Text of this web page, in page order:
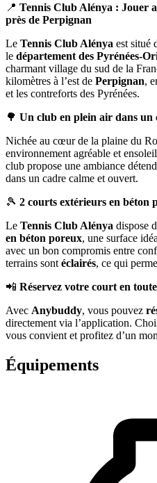
📍 Tennis Club Alénya : Jouer
près de Perpignan
Le Tennis Club Alénya est situé
le département des Pyrénées-
charmant village du sud de la
kilomètres à l’est de Perpignan,
et les contreforts des Pyrénées.
🌳 Un club en plein air dans un
Nichée au cœur de la plaine du
environnement agréable et
club propose une ambiance
dans un cadre calme et ouvert.
🎾 2 courts extérieurs en béton
Le Tennis Club Alénya dispose
en béton poreux, une surface
avec un bon compromis entre
terrains sont éclairés, ce qui
📲 Réservez votre court en
Avec Anybuddy, vous pouvez
directement via l’application.
vous convient et profitez d’un
Équipements